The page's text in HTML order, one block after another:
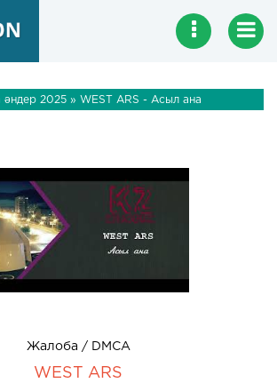
әндер 2025 » WEST ARS - Асыл ана
Жалоба / DMCA
WEST ARS